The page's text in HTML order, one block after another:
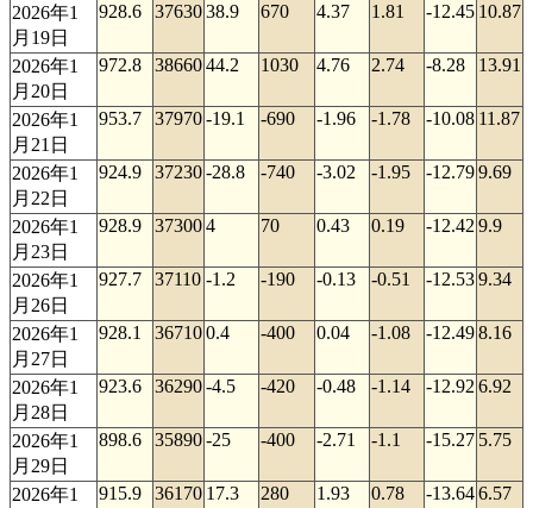
2026年1
月19日
928.6 3763038.9 670 4.37 1.81 -12.45 10.87
2026年1
月20日
972.8 3866044.2 1030 4.76 2.74 -8.28 13.91
2026年1
月21日
953.7 37970-19.1 -690 -1.96 -1.78 -10.08 11.87
2026年1
月22日
924.9 37230-28.8 -740 -3.02 -1.95 -12.799.69
2026年1
月23日
928.9 373004 70 0.43 0.19 -12.42 9.9
2026年1
月26日
927.7 37110 -1.2 -190 -0.13 -0.51 -12.539.34
2026年1
月27日
928.1 367100.4 -400 0.04 -1.08 -12.498.16
2026年1
月28日
923.6 36290-4.5 -420 -0.48 -1.14 -12.92 6.92
2026年1
月29日
898.6 35890-25 -400 -2.71 -1.1 -15.27 5.75
2026年1
915.9 36170 17.3 280 1.93 0.78 -13.646.57